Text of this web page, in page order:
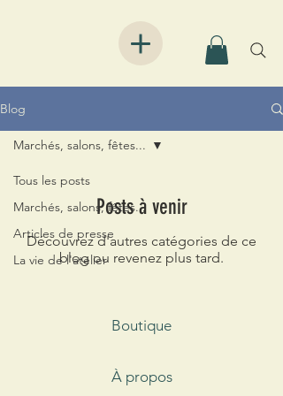
Blog
Tous les posts
Marchés, salons, fêtes...
Articles de presse
La vie de l'atelier
Marchés, salons, fêtes...
Posts à venir
Découvrez d'autres catégories de ce
blog ou revenez plus tard.
Boutique
À propos